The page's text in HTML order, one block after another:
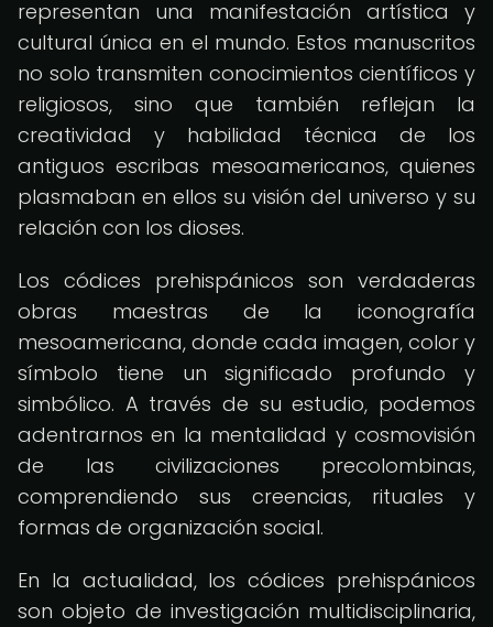
representan una manifestación artística y
cultural única en el mundo. Estos manuscritos
no solo transmiten conocimientos científicos y
religiosos, sino que también reflejan la
creatividad y habilidad técnica de los
antiguos escribas mesoamericanos, quienes
plasmaban en ellos su visión del universo y su
relación con los dioses.
Los códices prehispánicos son verdaderas
obras maestras de la iconografía
mesoamericana, donde cada imagen, color y
símbolo tiene un significado profundo y
simbólico. A través de su estudio, podemos
adentrarnos en la mentalidad y cosmovisión
de las civilizaciones precolombinas,
comprendiendo sus creencias, rituales y
formas de organización social.
En la actualidad, los códices prehispánicos
son objeto de investigación multidisciplinaria,